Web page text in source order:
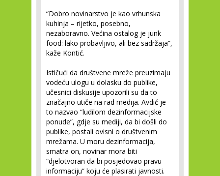
“Dobro novinarstvo je kao vrhunska
kuhinja – rijetko, posebno,
nezaboravno. Većina ostalog je junk
food: lako probavljivo, ali bez sadržaja”,
kaže Kontić.
Ističući da društvene mreže preuzimaju
vodeću ulogu u dolasku do publike,
učesnici diskusije upozorili su da to
značajno utiče na rad medija. Avdić je
to nazvao “ludilom dezinformacijske
ponude”, gdje su mediji, da bi došli do
publike, postali ovisni o društvenim
mrežama. U moru dezinformacija,
smatra on, novinar mora biti
“djelotvoran da bi posjedovao pravu
informaciju” koju će plasirati javnosti.